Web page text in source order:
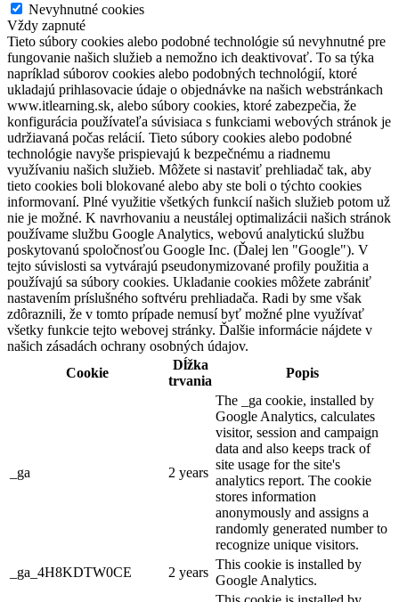
Nevyhnutné cookies
Vždy zapnuté
Tieto súbory cookies alebo podobné technológie sú nevyhnutné pre
fungovanie našich služieb a nemožno ich deaktivovať. To sa týka
napríklad súborov cookies alebo podobných technológií, ktoré
ukladajú prihlasovacie údaje o objednávke na našich webstránkach
www.itlearning.sk, alebo súbory cookies, ktoré zabezpečia, že
konfigurácia používateľa súvisiaca s funkciami webových stránok je
udržiavaná počas relácií. Tieto súbory cookies alebo podobné
technológie navyše prispievajú k bezpečnému a riadnemu
využívaniu našich služieb. Môžete si nastaviť prehliadač tak, aby
tieto cookies boli blokované alebo aby ste boli o týchto cookies
informovaní. Plné využitie všetkých funkcií našich služieb potom už
nie je možné. K navrhovaniu a neustálej optimalizácii našich stránok
používame službu Google Analytics, webovú analytickú službu
poskytovanú spoločnosťou Google Inc. (Ďalej len "Google"). V
tejto súvislosti sa vytvárajú pseudonymizované profily použitia a
používajú sa súbory cookies. Ukladanie cookies môžete zabrániť
nastavením príslušného softvéru prehliadača. Radi by sme však
zdôraznili, že v tomto prípade nemusí byť možné plne využívať
všetky funkcie tejto webovej stránky. Ďalšie informácie nájdete v
našich zásadách ochrany osobných údajov.
Cookie
Dĺžka
trvania
Popis
_ga 2 years
The _ga cookie, installed by
Google Analytics, calculates
visitor, session and campaign
data and also keeps track of
site usage for the site's
analytics report. The cookie
stores information
anonymously and assigns a
randomly generated number to
recognize unique visitors.
_ga_4H8KDTW0CE
2 years
This cookie is installed by
Google Analytics.